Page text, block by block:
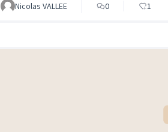
Nicolas VALLEE 0 1